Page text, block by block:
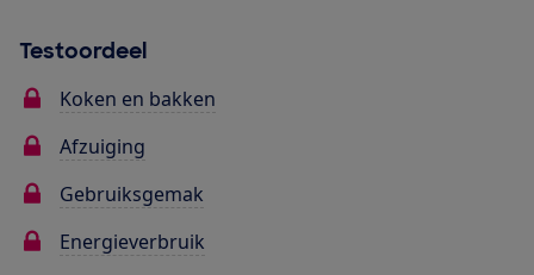
Testoordeel
Koken en bakken
Afzuiging
Gebruiksgemak
Energieverbruik